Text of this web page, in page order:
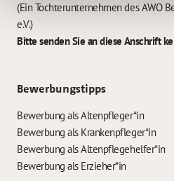
(Ein Tochterunternehmen des AWO
e.V.)
Bitte senden Sie an diese Anschrift
Bewerbungstipps
Bewerbung als Altenpfleger*in
Bewerbung als Krankenpfleger*in
Bewerbung als Altenpflegehelfer*in
Bewerbung als Erzieher*in